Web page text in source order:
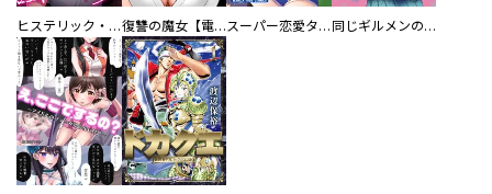
ヒステリック・ハーレム～搾られる男と堕ちる女～【電子単行本版】 復讐の魔女【電子単行本版】 スーパー恋愛タイム！～現場でドＳな彼女は自宅でデレる～ 同じギルメンの声が好き